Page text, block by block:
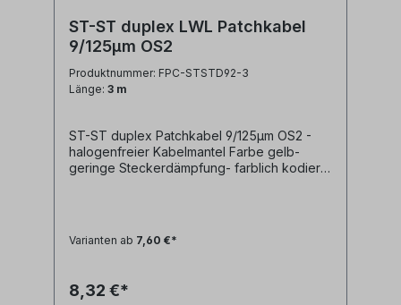
ST-ST duplex LWL Patchkabel
9/125µm OS2
Produktnummer: FPC-STSTD92-3
Länge: 3 m
ST-ST duplex Patchkabel 9/125µm OS2 -
halogenfreier Kabelmantel Farbe gelb-
geringe Steckerdämpfung- farblich kodierte
singlemode 9/125µm OS2 G.657A1
auf AnfrageLWL-Stecker A: ST duplexLWL-
Varianten ab 7,60 €*
8,32 €*